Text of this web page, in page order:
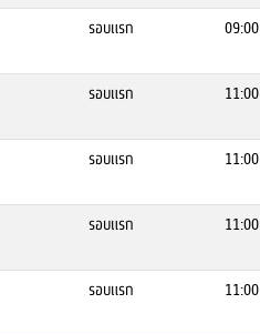
รอบแรก 09:00
รอบแรก 11:00
รอบแรก 11:00
รอบแรก 11:00
รอบแรก 11:00